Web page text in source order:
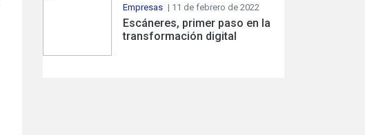
Empresas | 11 de febrero de 2022
Escáneres, primer paso en la
transformación digital